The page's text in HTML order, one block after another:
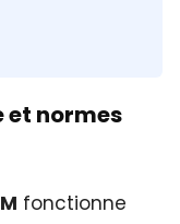
et normes
fonctionne